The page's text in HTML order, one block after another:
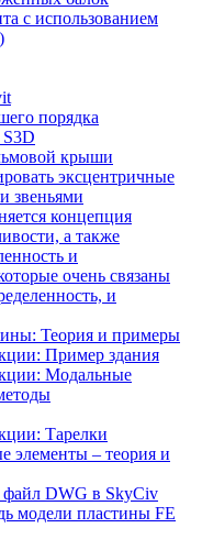
с использованием
порядка
крыши
эксцентричные
звеньями
концепция
а также
и
очень связаны
и
Теория и примеры
Пример здания
Модальные
Тарелки
элементы – теория и
файл DWG в SkyCiv
модели пластины FE